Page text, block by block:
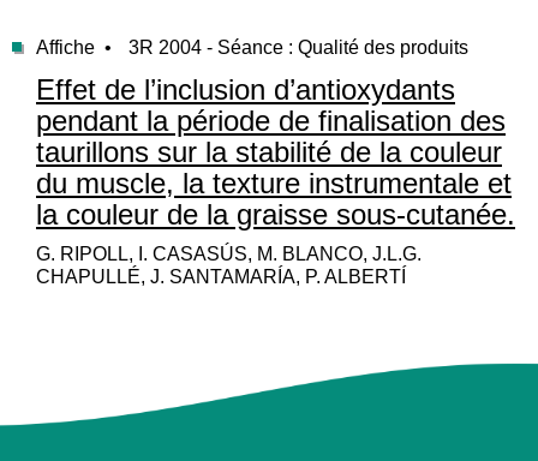
Affiche • 3R 2004 - Séance : Qualité des produits
Effet de l’inclusion d’antioxydants
pendant la période de finalisation des
taurillons sur la stabilité de la couleur
du muscle, la texture instrumentale et
la couleur de la graisse sous-cutanée.
G. RIPOLL, I. CASASÚS, M. BLANCO, J.L.G.
CHAPULLÉ, J. SANTAMARÍA, P. ALBERTÍ